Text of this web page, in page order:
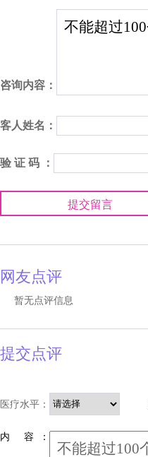
咨询内容：
客人姓名：
验 证 码 ：
提交留言
网友点评
暂无点评信息
提交点评
医疗水平：
内 容 ：